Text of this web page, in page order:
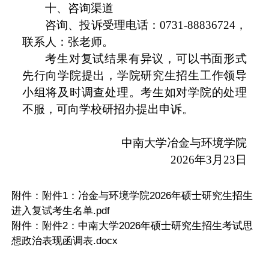
十、咨询渠道
咨询、投诉受理电话：0731-88836724，
联系人：张老师。
考生对复试结果有异议，可以书面形式
先行向学院提出，学院研究生招生工作领导
小组将及时调查处理。考生如对学院的处理
不服，可向学校研招办提出申诉。
中南大学冶金与环境学院
2026年3月23日
附件： 附件1：冶金与环境学院2026年硕士研究生招生
进入复试考生名单.pdf
附件： 附件2：中南大学2026年硕士研究生招生考试思
想政治表现函调表.docx